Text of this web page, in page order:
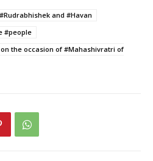
er
e
st
arand #Havan
#people
the occasion of #Mahashivratri of